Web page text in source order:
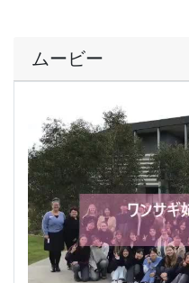
ムービー